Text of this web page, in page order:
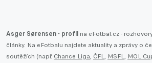
Asger Sørensen - profil na eFotbal.cz -
články. Na eFotbalu najdete aktuality a zprávy o
soutěžích (např. Chance Liga, ČFL, MSFL, MOL